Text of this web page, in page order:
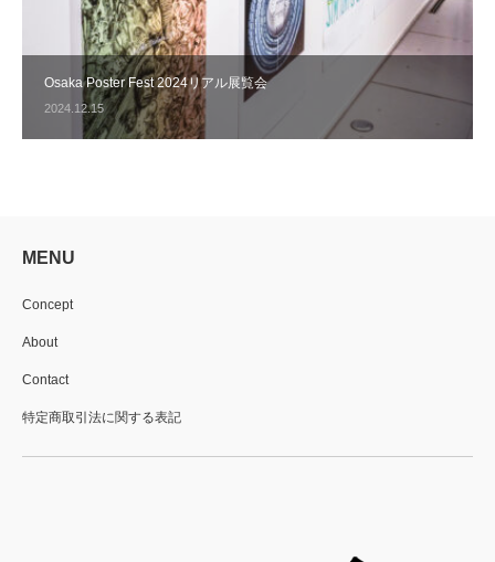
Osaka Poster Fest 2024リアル展覧会
2024.12.15
MENU
Concept
About
Contact
特定商取引法に関する表記